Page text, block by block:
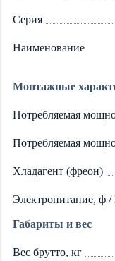
Серия
Наименование
Монтажные
Потребляемая
Потребляемая
Хладагент (фреон)
Электропитание, ф
Габариты и вес
Вес брутто, кг